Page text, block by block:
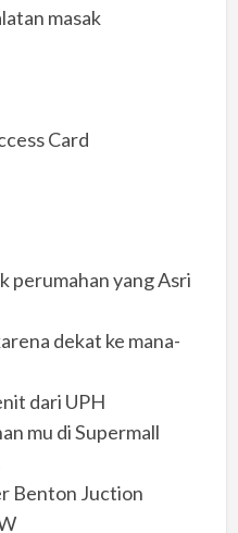
masak
Card
perumahan yang Asri
dekat ke mana-
dari UPH
mu di Supermall
Benton Juction